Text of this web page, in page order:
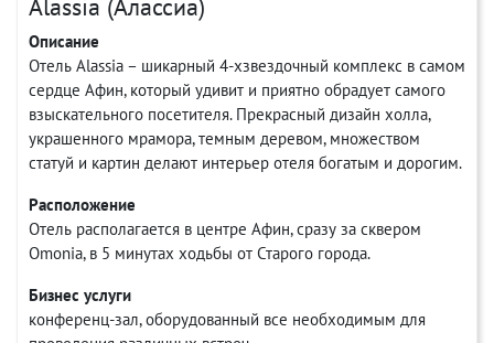
Alassia (Алассиа)
Описание
Отель Alassia – шикарный 4-хзвездочный комплекс в самом
сердце Афин, который удивит и приятно обрадует самого
взыскательного посетителя. Прекрасный дизайн холла,
украшенного мрамора, темным деревом, множеством
статуй и картин делают интерьер отеля богатым и дорогим.
Расположение
Отель располагается в центре Афин, сразу за сквером
Omonia, в 5 минутах ходьбы от Старого города.
Бизнес услуги
конференц-зал, оборудованный все необходимым для